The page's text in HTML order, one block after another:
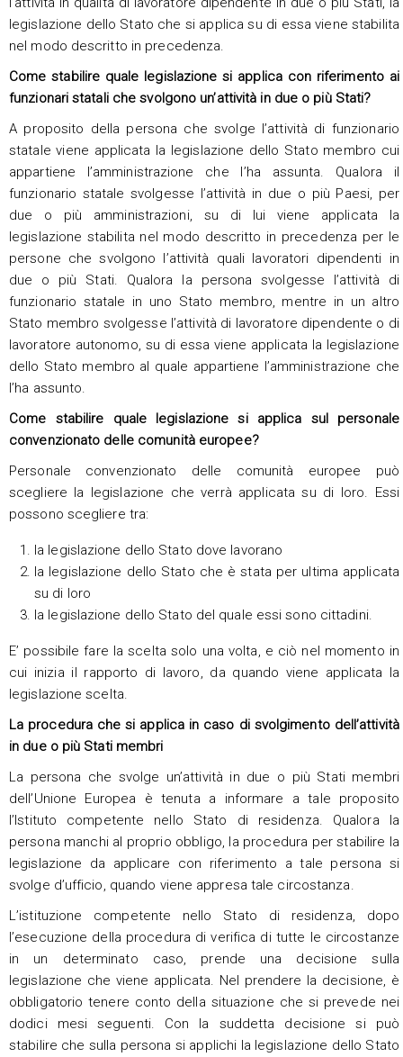
legislazione dello Stato che si applica su di essa viene stabilita
nel modo descritto in precedenza.
Come stabilire quale legislazione si applica con riferimento ai
funzionari statali che svolgono un’attività in due o più Stati?
A proposito della persona che svolge l’attività di funzionario
statale viene applicata la legislazione dello Stato membro cui
appartiene l’amministrazione che l’ha assunta. Qualora il
funzionario statale svolgesse l’attività in due o più Paesi, per
due o più amministrazioni, su di lui viene applicata la
legislazione stabilita nel modo descritto in precedenza per le
persone che svolgono l’attività quali lavoratori dipendenti in
due o più Stati. Qualora la persona svolgesse l’attività di
funzionario statale in uno Stato membro, mentre in un altro
Stato membro svolgesse l’attività di lavoratore dipendente o di
lavoratore autonomo, su di essa viene applicata la legislazione
dello Stato membro al quale appartiene l’amministrazione che
l’ha assunto.
Come stabilire quale legislazione si applica
sul personale
convenzionato delle comunità europee?
Personale convenzionato delle comunità europee può
scegliere la legislazione che verrà applicata su di loro. Essi
possono scegliere tra:
la legislazione dello Stato dove lavorano
la legislazione dello Stato che è stata per ultima applicata
su di loro
la legislazione dello Stato del quale essi sono cittadini.
E’ possibile fare la scelta solo una volta, e ciò nel momento in
cui inizia il rapporto di lavoro, da quando viene applicata la
legislazione scelta.
La procedura che si applica in caso di svolgimento dell’attività
in due o più Stati membri
La persona che svolge un’attività in due o più Stati membri
dell’Unione Europea è tenuta a informare a tale proposito
l’Istituto competente nello Stato di residenza. Qualora la
persona manchi al proprio obbligo, la procedura per stabilire la
legislazione da applicare con riferimento a tale persona si
svolge d’ufficio, quando viene appresa tale circostanza.
L’istituzione competente nello Stato di residenza, dopo
l’esecuzione della procedura di verifica di tutte le circostanze
in un determinato caso, prende una decisione sulla
legislazione che viene applicata. Nel prendere la decisione, è
obbligatorio tenere conto della situazione che si prevede nei
dodici mesi seguenti. Con la suddetta decisione si può
stabilire che sulla persona si applichi la legislazione dello Stato